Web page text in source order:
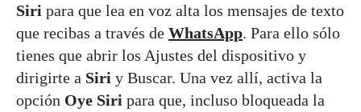
Siri para que lea en voz alta los mensajes de texto
que recibas a través de WhatsApp. Para ello sólo
tienes que abrir los Ajustes del dispositivo y
dirigirte a Siri y Buscar. Una vez allí, activa la
opción Oye Siri para que, incluso bloqueada la